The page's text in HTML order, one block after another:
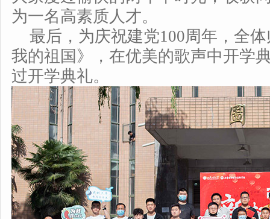
为一名高素质人才。
最后，为庆祝建党100周年，全
我的祖国》，在优美的歌声中开学
过开学典礼。